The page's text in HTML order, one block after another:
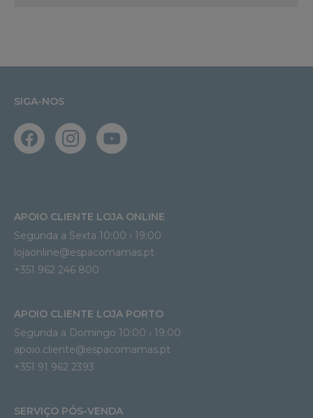
SIGA-NOS
APOIO CLIENTE LOJA ONLINE
Segunda a Sexta 10:00 › 19:00
lojaonline@espacomamas.pt
+351 962 246 800
APOIO CLIENTE LOJA PORTO
Segunda a Domingo 10:00 › 19:00
apoio.cliente@espacomamas.pt
+351 91 962 2393
SERVIÇO PÓS-VENDA